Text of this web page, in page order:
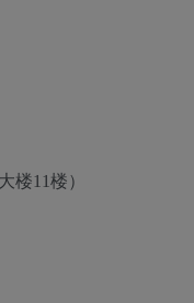
11楼）